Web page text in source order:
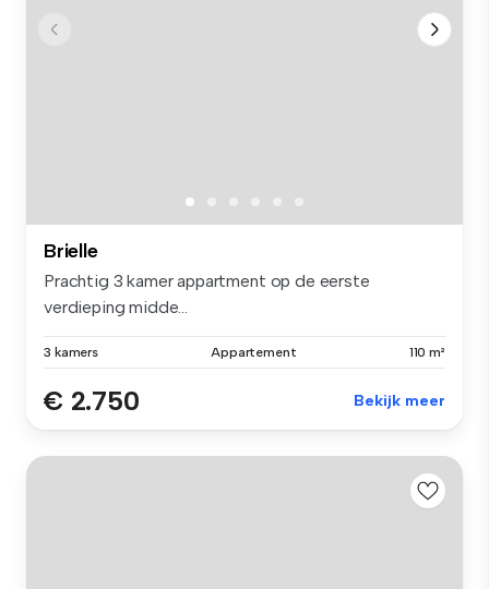
Brielle
Prachtig 3 kamer appartment op de eerste
verdieping midde...
3 kamers Appartement 110 m²
€ 2.750 Bekijk meer